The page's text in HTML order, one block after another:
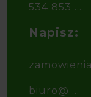
534 853 ...
Napisz:
biuro@ ...